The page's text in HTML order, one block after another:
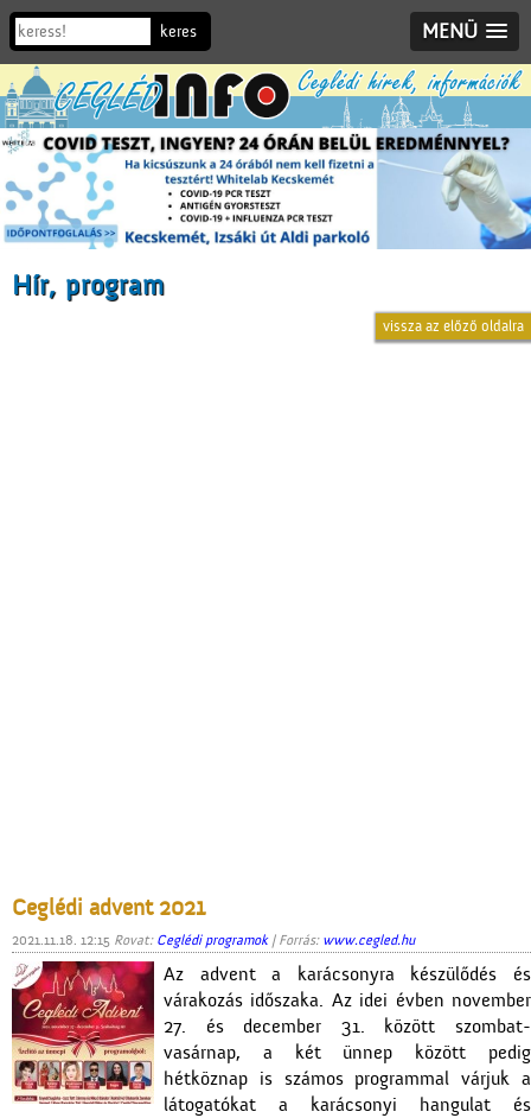
MENÜ
Hír, program
vissza az előző oldalra
Ceglédi advent 2021
2021.11.18. 12:15 Rovat: Ceglédi programok| Forrás: www.cegled.hu
Az advent a karácsonyra készülődés és
várakozás időszaka. Az idei évben november
27. és december 31. között szombat-
vasárnap, a két ünnep között pedig
hétköznap is számos programmal várjuk a
látogatókat a karácsonyi hangulat és